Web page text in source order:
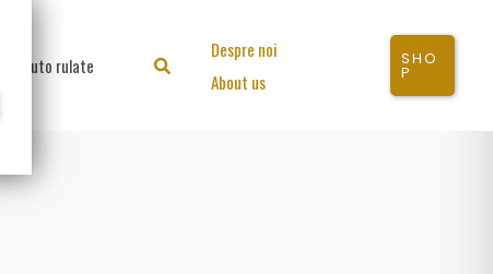
Auto rulate Search
Despre noi
About us
SHO
P